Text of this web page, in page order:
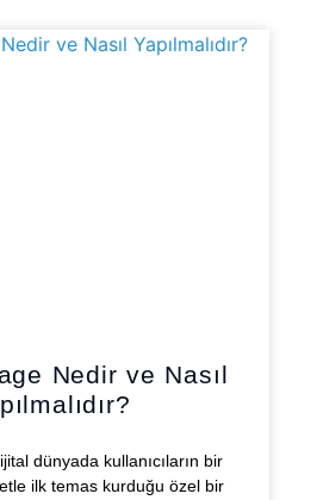
Nedir ve Nasıl
dünyada kullanıcıların bir
ilk temas kurduğu özel bir